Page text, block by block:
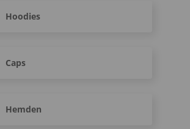
Hoodies
Caps
Hemden